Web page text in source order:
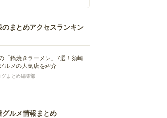
のまとめアクセスランキン
「鍋焼きラーメン」7選！須崎
ルメの人気店を紹介
グまとめ編集部
グルメ情報まとめ